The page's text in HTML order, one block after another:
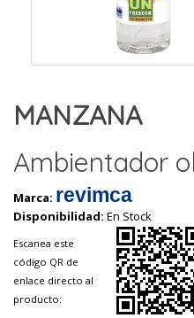
MANZANA
Ambientador
Marca: revimca
Disponibilidad: En Stock
Escanea este
código QR de
enlace directo al
producto: